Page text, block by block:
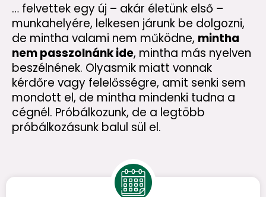
… felvettek egy új – akár életünk első –
munkahelyére, lelkesen járunk be dolgozni,
de mintha valami nem működne, mintha
nem passzolnánk ide, mintha más nyelven
beszélnének. Olyasmik miatt vonnak
kérdőre vagy felelősségre, amit senki sem
mondott el, de mintha mindenki tudna a
cégnél. Próbálkozunk, de a legtöbb
próbálkozásunk balul sül el.